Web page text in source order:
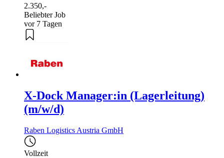
2.350,-
Beliebter Job
vor 7 Tagen
X-Dock Manager:in (Lagerleitung)
(m/w/d)
Raben Logistics Austria GmbH
Vollzeit